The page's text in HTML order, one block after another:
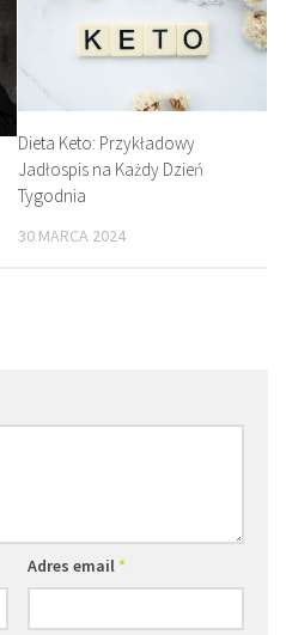
Dieta Keto: Przykładowy
Jadłospis na Każdy Dzień
Tygodnia
30 MARCA 2024
Adres email*